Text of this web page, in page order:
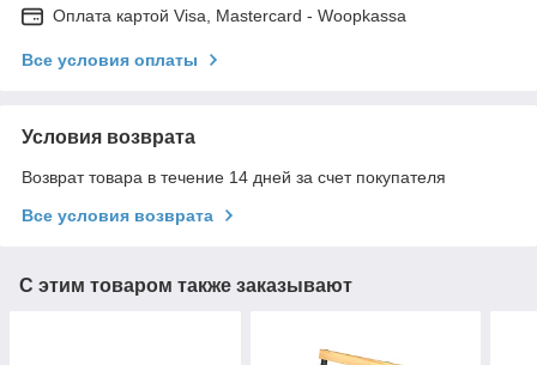
Оплата картой Visa, Mastercard - Woopkassa
Все условия оплаты
Условия возврата
Возврат товара в течение 14 дней за счет покупателя
Все условия возврата
С этим товаром также заказывают